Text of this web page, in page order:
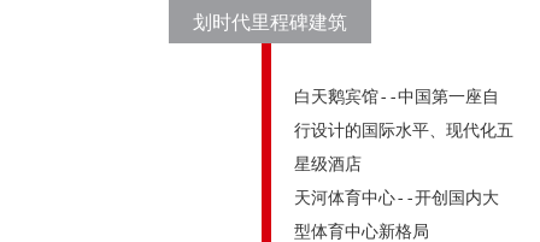
划时代里程碑建筑
白天鹅宾馆--中国第一座自
行设计的国际水平、现代化五
星级酒店
天河体育中心--开创国内大
型体育中心新格局